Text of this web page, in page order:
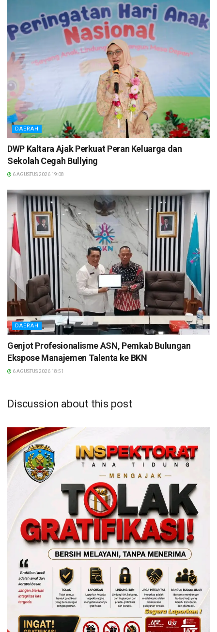
DAERAH
DWP Kaltara Ajak Perkuat Peran Keluarga dan
Sekolah Cegah Bullying
6 AGUSTUS 2026 19:08
DAERAH
Genjot Profesionalisme ASN, Pemkab Bulungan
Ekspose Manajemen Talenta ke BKN
6 AGUSTUS 2026 18:51
Discussion about this post